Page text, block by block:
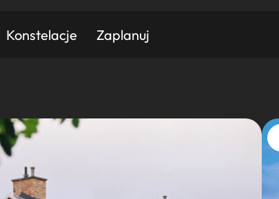
Konstelacje Zaplanuj
Miasto